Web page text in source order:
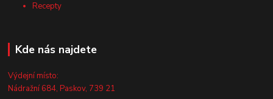
Recepty
Kde nás najdete
Výdejní místo:
Nádražní 684, Paskov, 739 21